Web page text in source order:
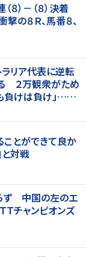
）－（８）決着
の８Ｒ、馬番８、
ラリア代表に逆転
２万観衆がため
負けは負け」…前
ー３５で惜敗
ことができて良か
対戦
らず 中国の左のエ
チャンピオンズ